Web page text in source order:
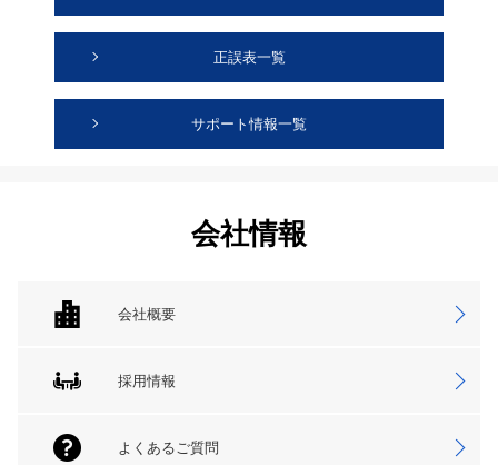
正誤表一覧
サポート情報一覧
会社情報
会社概要
採用情報
よくあるご質問